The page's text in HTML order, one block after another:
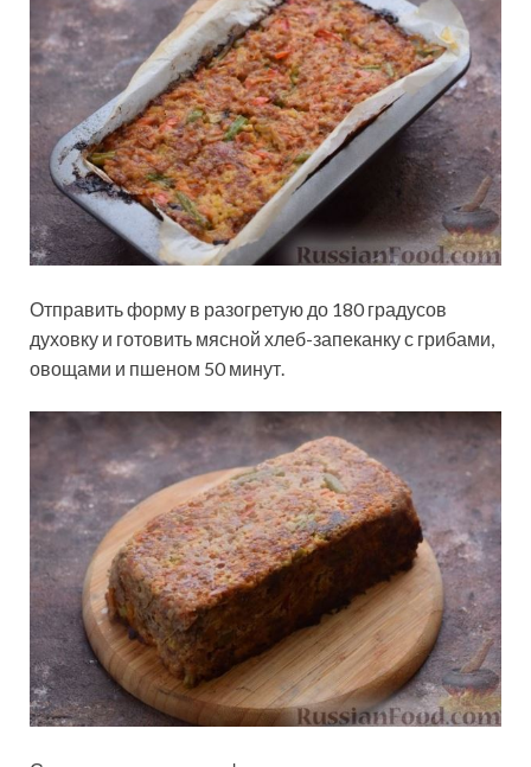
Отправить форму в разогретую до 180 градусов
духовку и готовить мясной хлеб-запеканку с грибами,
овощами и пшеном 50 минут.